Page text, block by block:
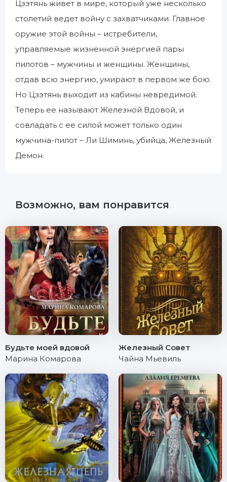
Цзэтянь живет в мире, который уже несколько
столетий ведет войну с захватчиками. Главное
оружие этой войны – истребители,
управляемые жизненной энергией пары
пилотов – мужчины и женщины. Женщины,
отдав всю энергию, умирают в первом же бою.
Но Цзэтянь выходит из кабины невредимой.
Теперь ее называют Железной Вдовой, и
совладать с ее силой может только один
мужчина-пилот – Ли Шиминь, убийца, Железный
Демон.
Возможно, вам понравится
Будьте моей вдовой
Марина Комарова
Железный Совет
Чайна Мьевиль